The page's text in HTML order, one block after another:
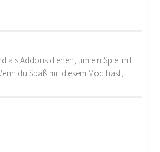
als Addons dienen, um ein Spiel mit
du Spaß mit diesem Mod hast,